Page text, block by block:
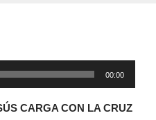
00:00
CARGA CON LA CRUZ